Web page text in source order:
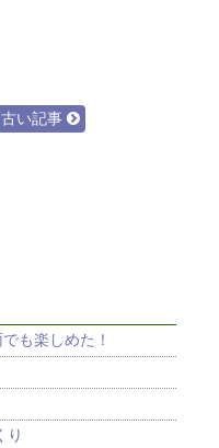
古い記事
も楽しめた！
り